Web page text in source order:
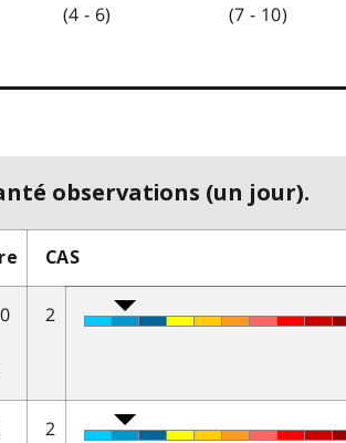
(4 - 6)
(7 - 10)
observations (un jour).
CAS
2
2